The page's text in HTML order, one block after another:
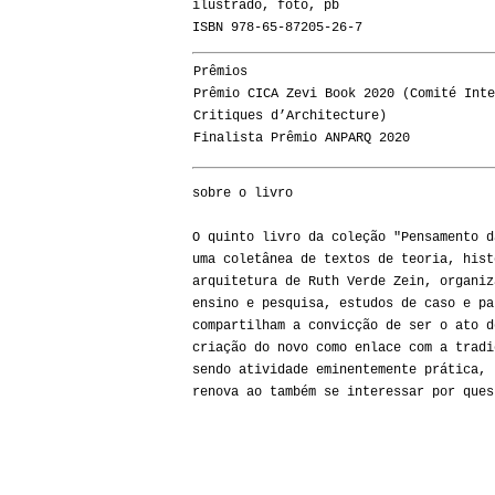
ilustrado, foto, pb
ISBN 978-65-87205-26-7
Prêmios
Prêmio CICA Zevi Book 2020
(Comité
Critiques d’Architecture)
Finalista Prêmio ANPARQ 2020
sobre o livro
O quinto livro da coleção "Pensamento
uma coletânea de textos de teoria,
arquitetura de Ruth Verde Zein,
ensino e pesquisa, estudos de caso e
compartilham a convicção de ser o ato
criação do novo como enlace com a
sendo atividade eminentemente prática,
renova ao também se interessar por